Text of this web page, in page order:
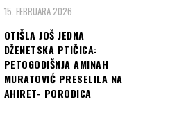
15. FEBRUARA 2026
OTIŠLA JOŠ JEDNA
DŽENETSKA PTIČICA:
PETOGODIŠNJA AMINAH
MURATOVIĆ PRESELILA NA
AHIRET- PORODICA